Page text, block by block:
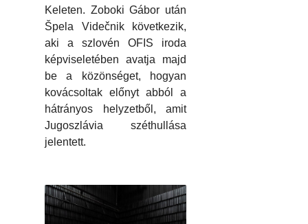
Keleten. Zoboki Gábor után
Špela Videčnik következik,
aki a szlovén OFIS iroda
képviseletében avatja majd
be a közönséget, hogyan
kovácsoltak előnyt abból a
hátrányos helyzetből, amit
Jugoszlávia széthullása
jelentett.